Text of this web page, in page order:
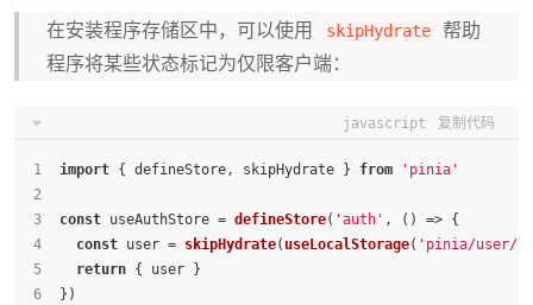
在安装程序存储区中，可以使用 skipHydrate
帮助
程序将某些状态标记为仅限客户端：
javascript 复制代码
import { defineStore, skipHydrate } from 'pinia'
const useAuthStore = defineStore( 'auth' , () => {
const user = skipHydrate( useLocalStorage( 'pinia/user/
return { user }
})